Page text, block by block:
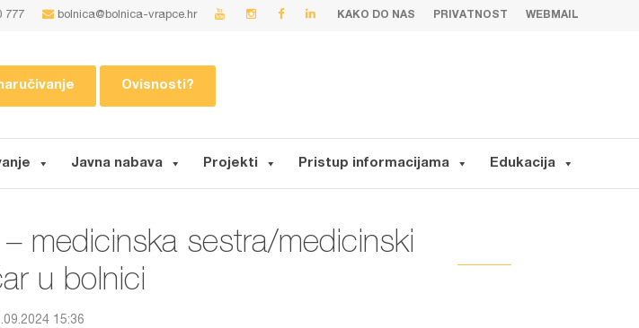
777 bolnica@bolnica-vrapce.hr KAKO DO NAS PRIVATNOST WEBMAIL
Ovisnosti?
Javna nabava Projekti Pristup informacijama Edukacija
medicinska sestra/medicinski
u bolnici
15:36